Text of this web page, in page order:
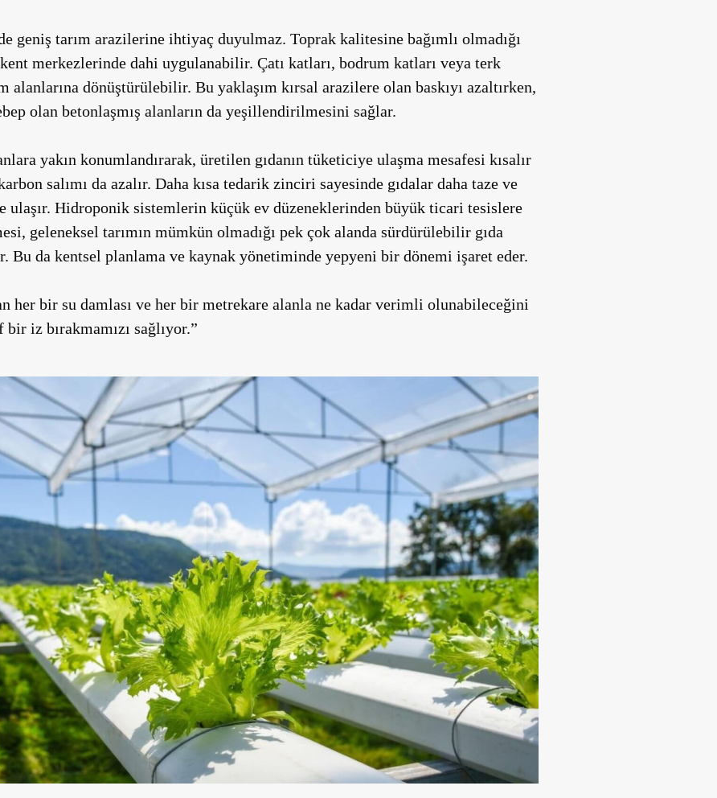
geniş tarım arazilerine ihtiyaç duyulmaz. Toprak kalitesine bağımlı olmadığı
merkezlerinde dahi uygulanabilir. Çatı katları, bodrum katları veya terk
alanlarına dönüştürülebilir. Bu yaklaşım kırsal arazilere olan baskıyı azaltırken,
olan betonlaşmış alanların da yeşillendirilmesini sağlar.
yakın konumlandırarak, üretilen gıdanın tüketiciye ulaşma mesafesi kısalır
salımı da azalır. Daha kısa tedarik zinciri sayesinde gıdalar daha taze ve
Hidroponik sistemlerin küçük ev düzeneklerinden büyük ticari tesislere
geleneksel tarımın mümkün olmadığı pek çok alanda sürdürülebilir gıda
Bu da kentsel planlama ve kaynak yönetiminde yepyeni bir dönemi işaret eder.
her bir su damlası ve her bir metrekare alanla ne kadar verimli olunabileceğini
iz bırakmamızı sağlıyor.”